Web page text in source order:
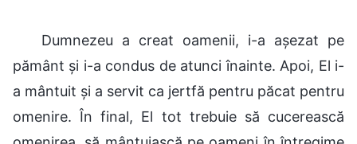
Dumnezeu a creat oamenii, i-a așezat pe
pământ și i-a condus de atunci înainte. Apoi, El i-
a mântuit și a servit ca jertfă pentru păcat pentru
omenire. În final, El tot trebuie să cucerească